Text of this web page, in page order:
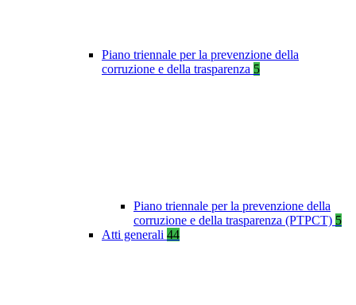
Piano triennale per la prevenzione della
corruzione e della trasparenza 5
Piano triennale per la prevenzione della
corruzione e della trasparenza (PTPCT) 5
Atti generali 44